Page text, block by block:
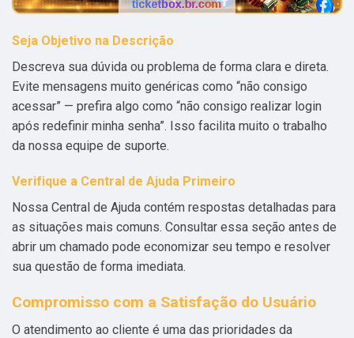
Seja Objetivo na Descrição
Descreva sua dúvida ou problema de forma clara e direta.
Evite mensagens muito genéricas como “não consigo
acessar” — prefira algo como “não consigo realizar login
após redefinir minha senha”. Isso facilita muito o trabalho
da nossa equipe de suporte.
Verifique a Central de Ajuda Primeiro
Nossa Central de Ajuda contém respostas detalhadas para
as situações mais comuns. Consultar essa seção antes de
abrir um chamado pode economizar seu tempo e resolver
sua questão de forma imediata.
Compromisso com a Satisfação do Usuário
O atendimento ao cliente é uma das prioridades da